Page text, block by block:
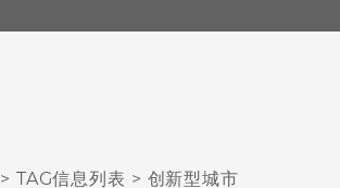
> TAG信息列表 > 创新型城市